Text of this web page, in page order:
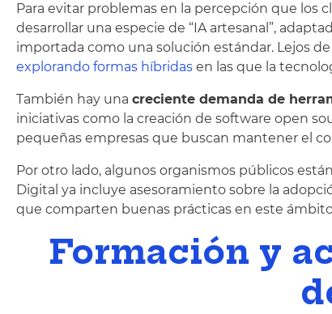
Para evitar problemas en la percepción que los
desarrollar una especie de “IA artesanal”,
importada como una solución estándar. Lejos
explorando formas híbridas en las que la
También hay una creciente demanda de
iniciativas como la creación de software open
pequeñas empresas que buscan mantener el
Por otro lado, algunos organismos públicos
Digital ya incluye asesoramiento sobre la
que comparten buenas prácticas en este
Formación y